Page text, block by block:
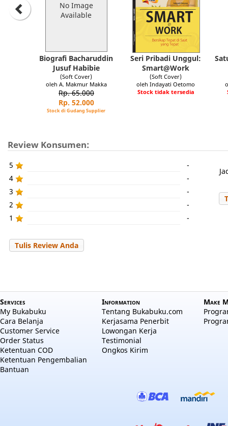
No Image
Available
Biografi Bacharuddin
Jusuf Habibie
(Soft Cover)
oleh A. Makmur Makka
Rp. 65.000
Rp. 52.000
Stock di Gudang Supplier
Seri Pribadi Unggul:
Smart@Work
(Soft Cover)
oleh Indayati Oetomo
Stock tidak tersedia
Review Konsumen:
5
-
4
-
3
-
2
-
1
-
Tulis Review Anda
Services
My Bukabuku
Cara Belanja
Customer Service
Order Status
Ketentuan COD
Ketentuan Pengembalian
Bantuan
Information
Tentang Bukabuku.com
Kerjasama Penerbit
Lowongan Kerja
Testimonial
Ongkos Kirim
Make